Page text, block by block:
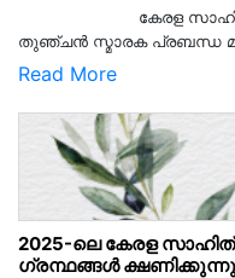
കേരള സാഹിത്യ
തുഞ്ചൻ സ്മാരക പ്രബന്ധ
Read More
2025-ലെ കേരള
ഗ്രന്ഥങ്ങൾ